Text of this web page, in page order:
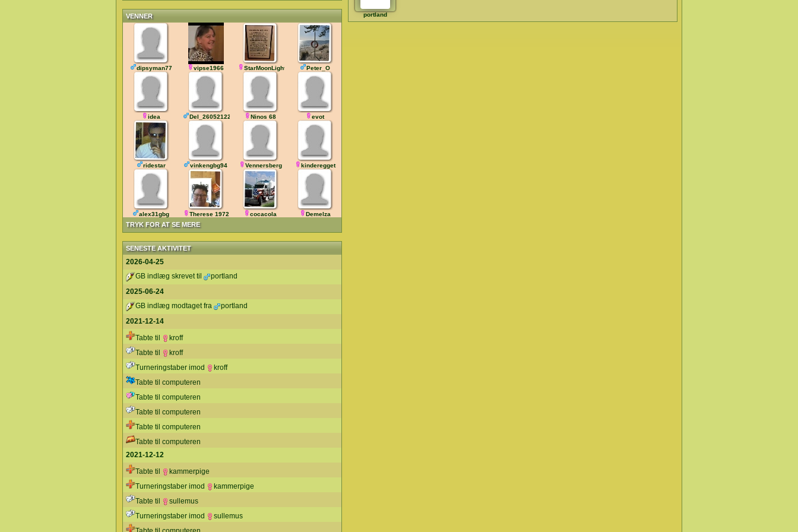
VENNER
TRYK FOR AT SE MERE
dipsyman77 vipse1966 StarMoonLight Peter_O
idea Del_260521222718 Ninos 68 evot
ridestar vinkengbg94 Vennersberg kinderegget
alex31gbg Therese 1972 cocacola Demelza
SENESTE AKTIVITET
2026-04-25
GB indlæg skrevet til
portland
2025-06-24
GB indlæg modtaget fra
portland
2021-12-14
Tabte til
kroff
Tabte til
kroff
Turneringstaber imod
kroff
Tabte til computeren
Tabte til computeren
Tabte til computeren
Tabte til computeren
Tabte til computeren
2021-12-12
Tabte til
kammerpige
Turneringstaber imod
kammerpige
Tabte til
sullemus
Turneringstaber imod
sullemus
portland